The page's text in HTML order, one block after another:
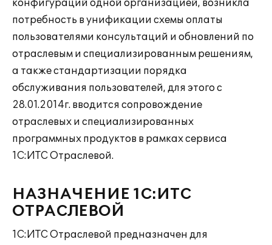
конфигураций одной организацией, возникла
потребность в унификации схемы оплаты
пользователями консультаций и обновлений по
отраслевым и специализированным решениям,
а также стандартизации порядка
обслуживания пользователей, для этого с
28.01.2014г. вводится сопровождение
отраслевых и специализированных
программных продуктов в рамках сервиса
1С:ИТС Отраслевой.
НАЗНАЧЕНИЕ 1С:ИТС
ОТРАСЛЕВОЙ
1С:ИТС Отраслевой предназначен для